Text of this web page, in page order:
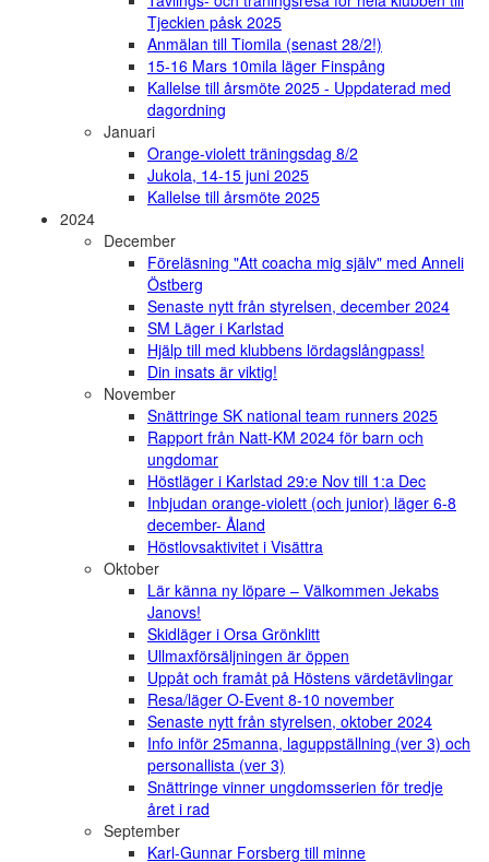
Tjeckien påsk 2025
Anmälan till Tiomila (senast 28/2!)
15-16 Mars 10mila läger Finspång
Kallelse till årsmöte 2025 - Uppdaterad med
dagordning
Januari
Orange-violett träningsdag 8/2
Jukola, 14-15 juni 2025
Kallelse till årsmöte 2025
2024
December
Föreläsning "Att coacha mig själv" med Anneli
Östberg
Senaste nytt från styrelsen, december 2024
SM Läger i Karlstad
Hjälp till med klubbens lördagslångpass!
Din insats är viktig!
November
Snättringe SK national team runners 2025
Rapport från Natt-KM 2024 för barn och
ungdomar
Höstläger i Karlstad 29:e Nov till 1:a Dec
Inbjudan orange-violett (och junior) läger 6-8
december- Åland
Höstlovsaktivitet i Visättra
Oktober
Lär känna ny löpare – Välkommen Jekabs
Janovs!
Skidläger i Orsa Grönklitt
Ullmaxförsäljningen är öppen
Uppåt och framåt på Höstens värdetävlingar
Resa/läger O-Event 8-10 november
Senaste nytt från styrelsen, oktober 2024
Info inför 25manna, laguppställning (ver 3) och
personallista (ver 3)
Snättringe vinner ungdomsserien för tredje
året i rad
September
Karl-Gunnar Forsberg till minne